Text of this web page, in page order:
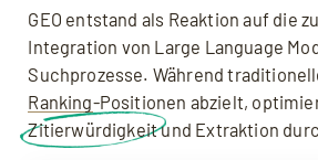
GEO entstand als Reaktion auf die
Integration von Large Language
Suchprozesse. Während
Ranking-Positionen abzielt,
Zitierwürdigkeitund Extraktion